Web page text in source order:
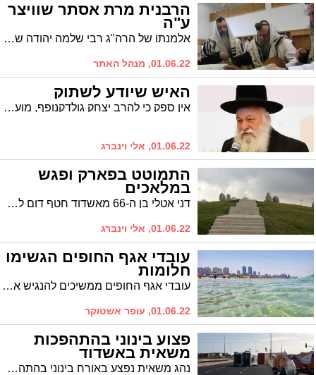
הרבנית מרת אסתר שוויצר
ע"ה
אלמנתו של הרה"ג רבי שלמה יהודה שוויצר ז"ל. הותירה משפחה עניפה באשדוד
01.06.22, מנהל האתר
האיש שיודע לשתוק
אין ספק כי להרב יצחק גולדקנופף, מועמד הסיעה המרכזית למקום הראשון ברשימת אגודת ישראל, ומי שזכור כמי שהוביל את המאבק נגד 'ביג' באשדוד, ישנם כישורים רבים. אך לפני הכל, הוא יודע להבליג
01.06.22, אלי וינברג
התמוטט בפארק ופגש
במלאכים
דני אטלי בן ה-66 מאשדוד חטף דום לב במהלך שיט קיאקים באגם בפארק אשדוד ים. תגובתם המהירה של חבריו והמאבטחת טל שפרינציס שדאגה להביא את מכשיר הדפירילטור - הצילו את חייו. כתב חדשות 12 יואב אבן, הפגיש בין כולם במקום בו אירעה ההתרחשות שהסתיימה במזל גדול ללא אסון
01.06.22, אלי וינברג
עובדי אגף החופים הגשימו
חלומות
עובדי אגף החופים ממשיכים להנגיש את החוף לבעלי מוגבלויות. ״תחושה של בית וקבלת האחר״ אמרו עובדי המעון
01.06.22, עופר אשטוקר
פצוע בינוני בהתהפכות
משאית באשדוד
נהג משאית נפצע באורח בינוני בהתהפכות משאית בשדרות נתיבי הים באשדוד